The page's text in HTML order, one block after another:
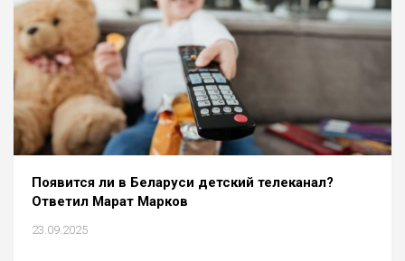
Появится ли в Беларуси детский телеканал?
Ответил Марат Марков
23.09.2025